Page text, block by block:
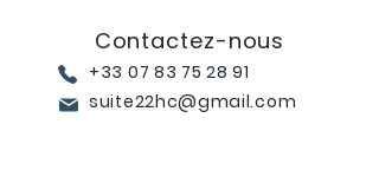
Contactez-nous
+33 07 83 75 28 91
suite22hc@gmail.com